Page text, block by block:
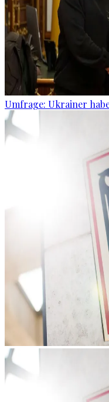
Umfrage: Ukrainer